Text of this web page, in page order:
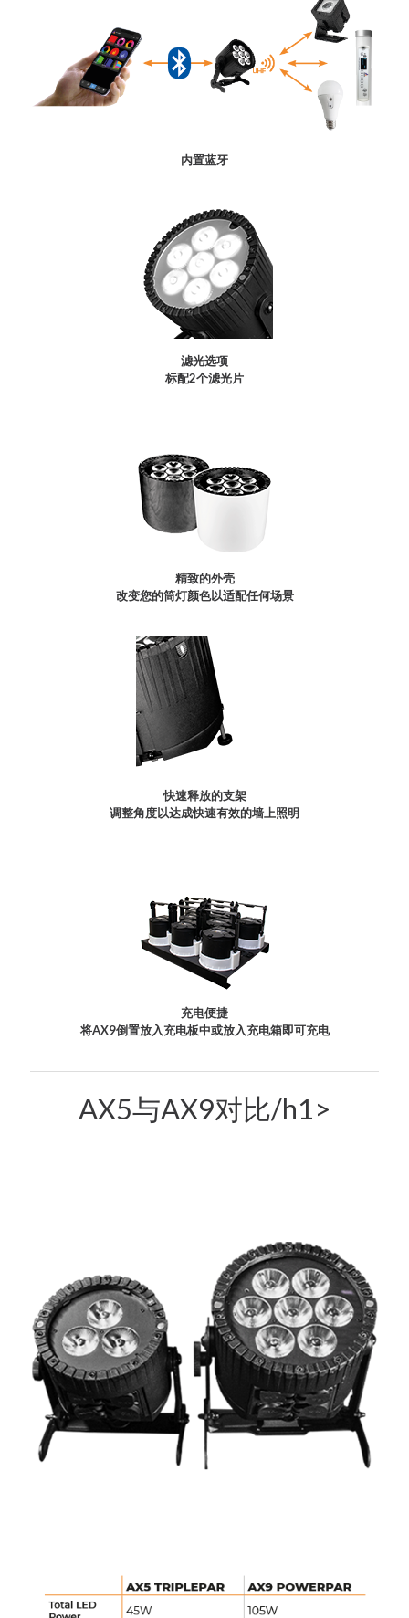
内置蓝牙
滤光选项
标配2个滤光片
精致的外壳
改变您的筒灯颜色以适配任何场景
快速释放的支架
调整角度以达成快速有效的墙上照明
充电便捷
将AX9倒置放入充电板中或放入充电箱即可充电
AX5与AX9对比/h1>